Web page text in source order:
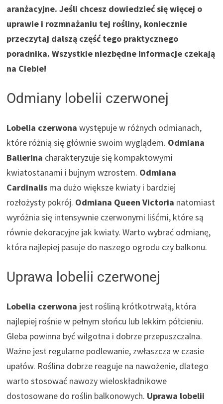
aranżacyjne. Jeśli chcesz dowiedzieć się więcej o
uprawie i rozmnażaniu tej rośliny, koniecznie
przeczytaj dalszą część tego praktycznego
poradnika. Wszystkie niezbędne informacje czekają
na Ciebie!
Odmiany lobelii czerwonej
Lobelia czerwona występuje w różnych odmianach,
które różnią się głównie swoim wyglądem. Odmiana
Ballerina charakteryzuje się kompaktowymi
kwiatostanami i bujnym wzrostem. Odmiana
Cardinalis ma dużo większe kwiaty i bardziej
rozłożysty pokrój. Odmiana Queen Victoria natomiast
wyróżnia się intensywnie czerwonymi liśćmi, które są
równie dekoracyjne jak kwiaty. Warto wybrać odmianę,
która najlepiej pasuje do naszego ogrodu czy balkonu.
Uprawa lobelii czerwonej
Lobelia czerwona jest rośliną krótkotrwałą, która
najlepiej rośnie w pełnym słońcu lub lekkim półcieniu.
Gleba powinna być wilgotna i dobrze przepuszczalna.
Ważne jest regularne podlewanie, zwłaszcza w czasie
upałów. Roślina dobrze reaguje na nawożenie, dlatego
warto stosować nawozy wieloskładnikowe
dostosowane do roślin balkonowych. Uprawa lobelii